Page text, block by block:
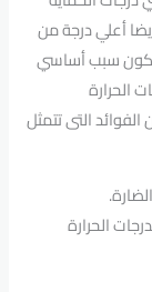
أعلي درجة من
تكون سبب أساسي
الحرارة
التى تتمثل
الحرارة